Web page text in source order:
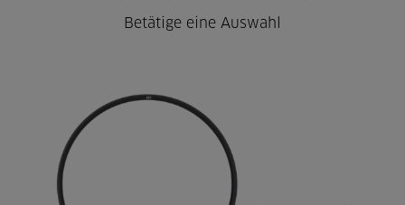
Betätige eine Auswahl